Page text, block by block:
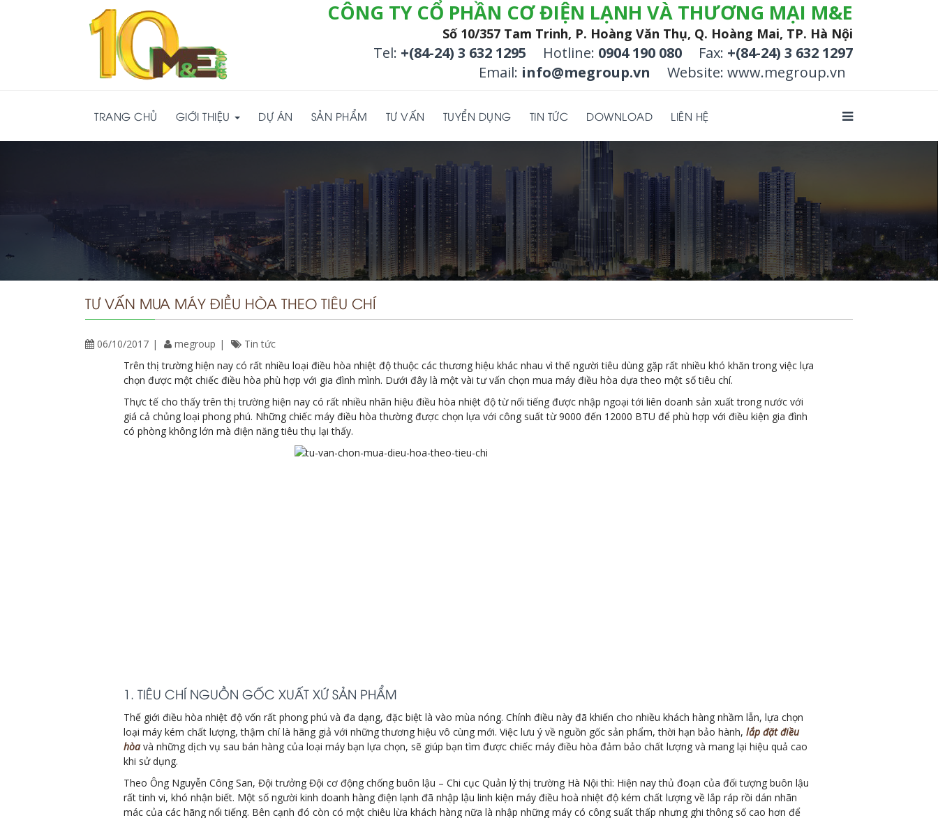
CÔNG TY CỔ PHẦN CƠ ĐIỆN LẠNH VÀ THƯƠNG MẠI M&E
Số 10/357 Tam Trinh, P. Hoàng Văn Thụ, Q. Hoàng Mai, TP. Hà Nội
Tel: +(84-24) 3 632 1295 Hotline: 0904 190 080 Fax: +(84-24) 3 632 1297
Email: info@megroup.vn Website: www.megroup.vn
TRANG CHỦ GIỚI THIỆU DỰ ÁN SẢN PHẨM TƯ VẤN TUYỂN DỤNG TIN TỨC DOWNLOAD LIÊN HỆ
TƯ VẤN MUA MÁY ĐIỀU HÒA THEO TIÊU CHÍ
06/10/2017 megroup
Tin tức
Trên thị trường hiện nay có rất nhiều loại điều hòa nhiệt độ thuộc các thương hiệu khác nhau vì thế người tiêu dùng gặp rất nhiều khó khăn trong việc lựa
chọn được một chiếc điều hòa phù hợp với gia đình mình. Dưới đây là một vài tư vấn chọn mua máy điều hòa dựa theo một số tiêu chí.
Thực tế cho thấy trên thị trường hiện nay có rất nhiều nhãn hiệu điều hòa nhiệt độ từ nối tiếng được nhập ngoại tới liên doanh sản xuất trong nước với
giá cả chủng loại phong phú. Những chiếc máy điều hòa thường được chọn lựa với công suất từ 9000 đến 12000 BTU để phù hợp với điều kiện gia đình
có phòng không lớn mà điện năng tiêu thụ lại thấy.
1. TIÊU CHÍ NGUỒN GỐC XUẤT XỨ SẢN PHẨM
Thế giới điều hòa nhiệt độ vốn rất phong phú và đa dạng, đặc biệt là vào mùa nóng. Chính điều này đã khiến cho nhiều khách hàng nhầm lẫn, lựa chọn
loại máy kém chất lượng, thậm chí là hãng giả với những thương hiệu vô cùng mới. Việc lưu ý về nguồn gốc sản phẩm, thời hạn bảo hành, lắp đặt điều
hòavà những dịch vụ sau bán hàng của loại máy bạn lựa chọn, sẽ giúp bạn tìm được chiếc máy điều hòa đảm bảo chất lượng và mang lại hiệu quả cao
khi sử dụng.
Theo Ông Nguyễn Công San, Đội trưởng Đội cơ động chống buôn lậu – Chi cục Quản lý thị trường Hà Nội thì: Hiện nay thủ đoạn của đối tượng buôn lậu
rất tinh vi, khó nhận biết. Một số người kinh doanh hàng điện lạnh đã nhập lậu linh kiện máy điều hoà nhiệt độ kém chất lượng về lắp ráp rồi dán nhãn
mác của các hãng nổi tiếng. Bên cạnh đó còn có một chiêu lừa khách hàng nữa là nhập những máy có công suất thấp nhưng ghi thông số cao hơn để